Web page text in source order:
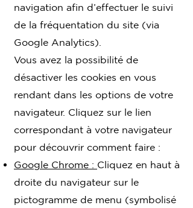
navigation afin d’effectuer le suivi
de la fréquentation du site (via
Google Analytics).
Vous avez la possibilité de
désactiver les cookies en vous
rendant dans les options de votre
navigateur. Cliquez sur le lien
correspondant à votre navigateur
pour découvrir comment faire :
Google Chrome : Cliquez en haut à
droite du navigateur sur le
pictogramme de menu (symbolisé